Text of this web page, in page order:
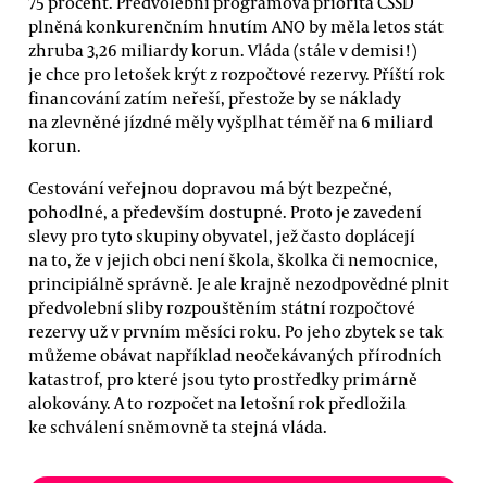
plněná konkurenčním hnutím ANO by měla letos stát
zhruba 3,26 miliardy korun. Vláda (stále v demisi!)
je chce pro letošek krýt z rozpočtové rezervy. Příští rok
financování zatím neřeší, přestože by se náklady
na zlevněné jízdné měly vyšplhat téměř na 6 miliard
korun.
Cestování veřejnou dopravou má být bezpečné,
pohodlné, a především dostupné. Proto je zavedení
slevy pro tyto skupiny obyvatel, jež často doplácejí
na to, že v jejich obci není škola, školka či nemocnice,
principiálně správně. Je ale krajně nezodpovědné plnit
předvolební sliby rozpouštěním státní rozpočtové
rezervy už v prvním měsíci roku. Po jeho zbytek se tak
můžeme obávat například neočekávaných přírodních
katastrof, pro které jsou tyto prostředky primárně
alokovány. A to rozpočet na letošní rok předložila
ke schválení sněmovně ta stejná vláda.